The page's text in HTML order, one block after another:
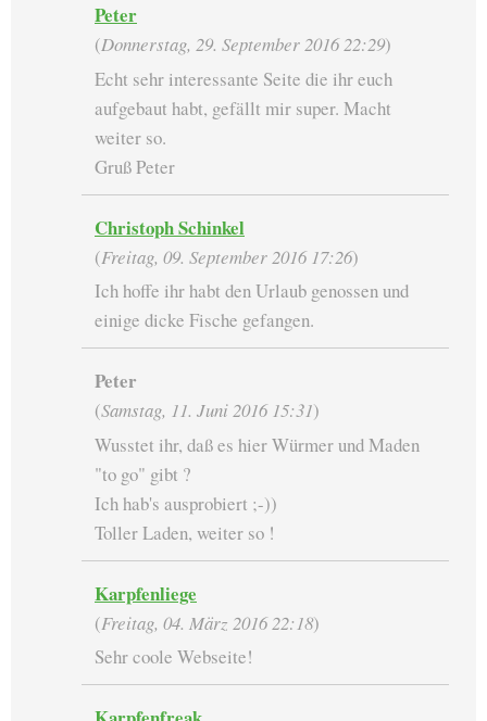
Peter
(Donnerstag, 29. September 2016 22:29)
Echt sehr interessante Seite die ihr euch
aufgebaut habt, gefällt mir super. Macht
weiter so.
Gruß Peter
Christoph Schinkel
(Freitag, 09. September 2016 17:26)
Ich hoffe ihr habt den Urlaub genossen und
einige dicke Fische gefangen.
Peter
(Samstag, 11. Juni 2016 15:31)
Wusstet ihr, daß es hier Würmer und Maden
"to go" gibt ?
Ich hab's ausprobiert ;-))
Toller Laden, weiter so !
Karpfenliege
(Freitag, 04. März 2016 22:18)
Sehr coole Webseite!